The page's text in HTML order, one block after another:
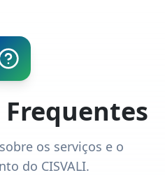
os serviços e o
do CISVALI.